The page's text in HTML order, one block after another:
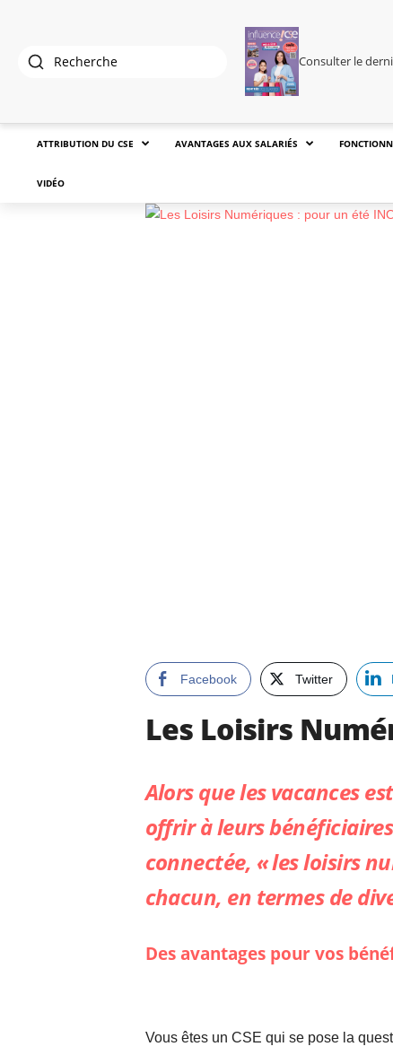
Consulter le
ATTRIBUTION DU CSE AVANTAGES AUX SALARIÉS
VIDÉO
Facebook Twitter
Les Loisirs
Alors que les vacances
offrir à leurs
connectée, « les loisirs
chacun, en termes de
Des avantages pour vos
Vous êtes un CSE qui se pose la